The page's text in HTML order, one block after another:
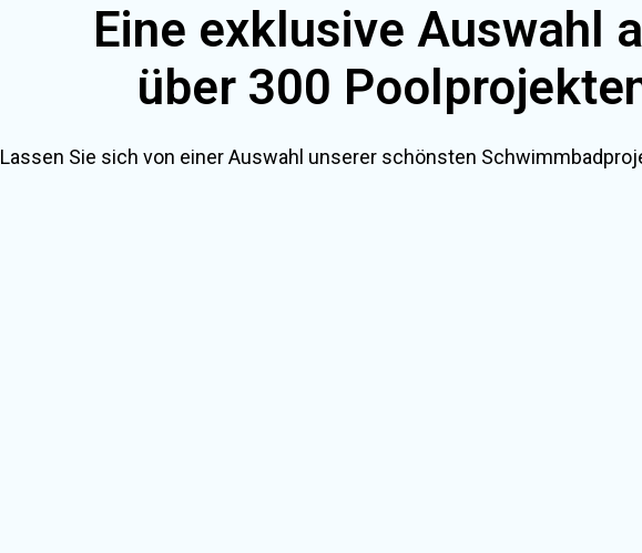
Eine exklusive Auswahl
über 300
Lassen Sie sich von einer Auswahl unserer schönsten